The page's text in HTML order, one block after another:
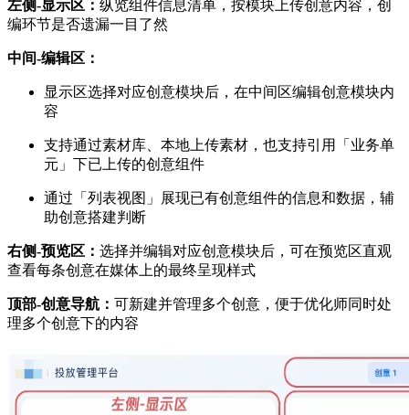
左侧-显示区： 纵览组件信息清单，按模块上传创意内容，创
编环节是否遗漏一目了然
中间-编辑区：
显示区选择对应创意模块后，在中间区编辑创意模块内
容
支持通过素材库、本地上传素材，也支持引用「业务单
元」下已上传的创意组件
通过「列表视图」展现已有创意组件的信息和数据，辅
助创意搭建判断
右侧-预览区： 选择并编辑对应创意模块后，可在预览区直观
查看每条创意在媒体上的最终呈现样式
顶部-创意导航： 可新建并管理多个创意，便于优化师同时处
理多个创意下的内容